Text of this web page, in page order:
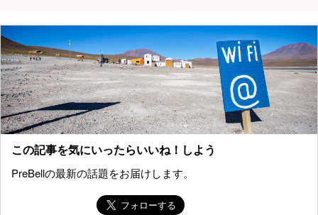
この記事を気にいったらいいね！しよう
PreBellの最新の話題をお届けします。